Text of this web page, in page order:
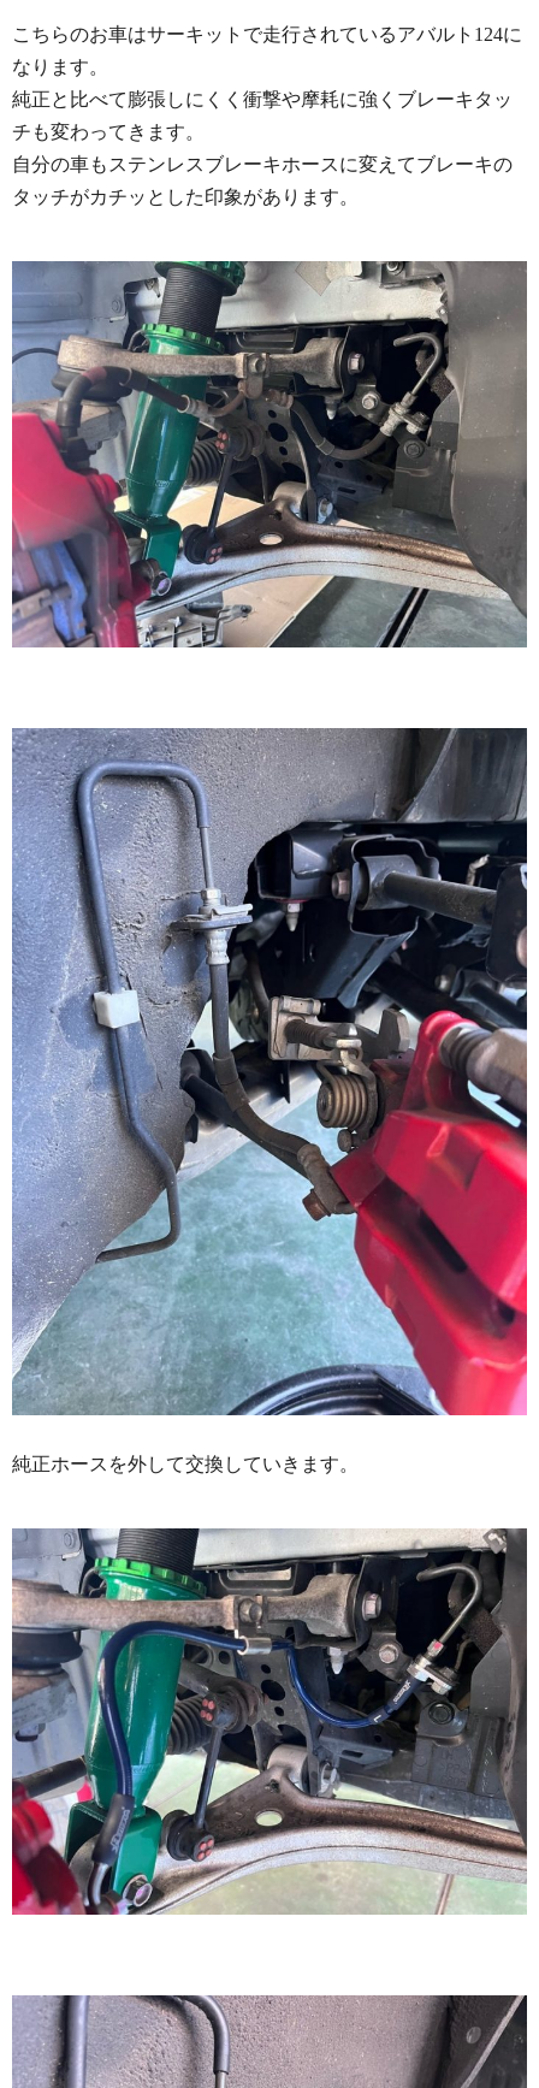
こちらのお車はサーキットで走行されているアバルト124に
なります。
純正と比べて膨張しにくく衝撃や摩耗に強くブレーキタッ
チも変わってきます。
自分の車もステンレスブレーキホースに変えてブレーキの
タッチがカチッとした印象があります。
純正ホースを外して交換していきます。